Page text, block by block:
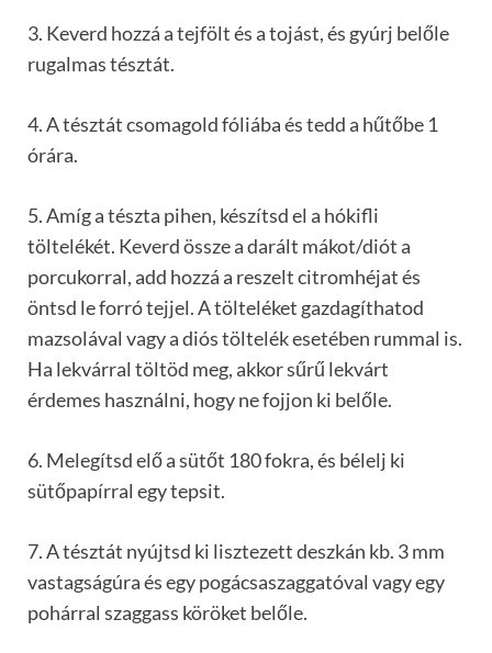
3. Keverd hozzá a tejfölt és a tojást, és gyúrj belőle
rugalmas tésztát.
4. A tésztát csomagold fóliába és tedd a hűtőbe 1
órára.
5. Amíg a tészta pihen, készítsd el a hókifli
töltelékét. Keverd össze a darált mákot/diót a
porcukorral, add hozzá a reszelt citromhéjat és
öntsd le forró tejjel. A tölteléket gazdagíthatod
mazsolával vagy a diós töltelék esetében rummal is.
Ha lekvárral töltöd meg, akkor sűrű lekvárt
érdemes használni, hogy ne fojjon ki belőle.
6. Melegítsd elő a sütőt 180 fokra, és bélelj ki
sütőpapírral egy tepsit.
7. A tésztát nyújtsd ki lisztezett deszkán kb. 3 mm
vastagságúra és egy pogácsaszaggatóval vagy egy
pohárral szaggass köröket belőle.